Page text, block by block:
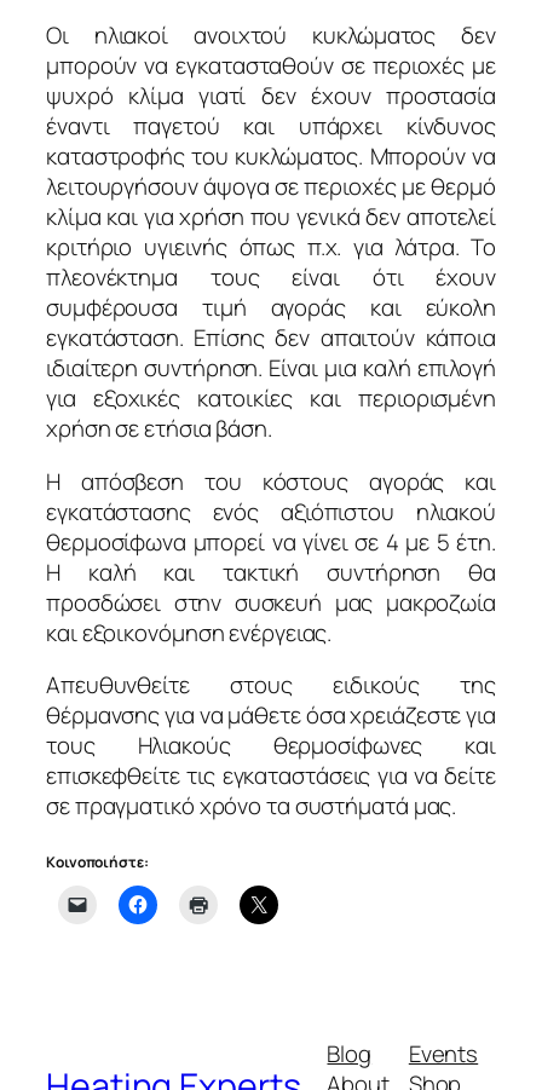
Οι ηλιακοί ανοιχτού κυκλώματος δεν
μπορούν να εγκατασταθούν σε περιοχές με
ψυχρό κλίμα γιατί δεν έχουν προστασία
έναντι παγετού και υπάρχει κίνδυνος
καταστροφής του κυκλώματος. Μπορούν να
λειτουργήσουν άψογα σε περιοχές με θερμό
κλίμα και για χρήση που γενικά δεν αποτελεί
κριτήριο υγιεινής όπως π.χ. για λάτρα. Το
πλεονέκτημα τους είναι ότι έχουν
συμφέρουσα τιμή αγοράς και εύκολη
εγκατάσταση. Επίσης δεν απαιτούν κάποια
ιδιαίτερη συντήρηση. Είναι μια καλή επιλογή
για εξοχικές κατοικίες και περιορισμένη
χρήση σε ετήσια βάση.
Η απόσβεση του κόστους αγοράς και
εγκατάστασης ενός αξιόπιστου ηλιακού
θερμοσίφωνα μπορεί να γίνει σε 4 με 5 έτη.
Η καλή και τακτική συντήρηση θα
προσδώσει στην συσκευή μας μακροζωία
και εξοικονόμηση ενέργειας.
Απευθυνθείτε στους ειδικούς της
θέρμανσης για να μάθετε όσα χρειάζεστε για
τους Ηλιακούς θερμοσίφωνες και
επισκεφθείτε τις εγκαταστάσεις για να δείτε
σε πραγματικό χρόνο τα συστήματά μας.
Κοινοποιήστε:
Blog
Events